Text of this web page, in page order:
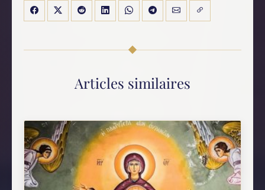
Articles similaires